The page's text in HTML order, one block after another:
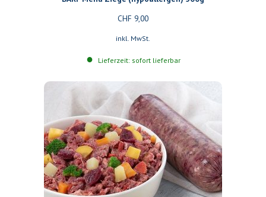
CHF 9,00
inkl. MwSt.
Lieferzeit: sofort lieferbar